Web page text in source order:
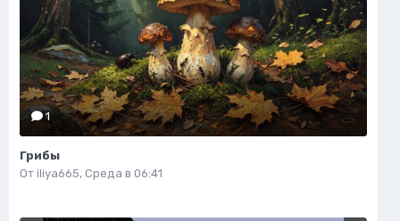
1
Грибы
От iliya665, Среда в 06:41